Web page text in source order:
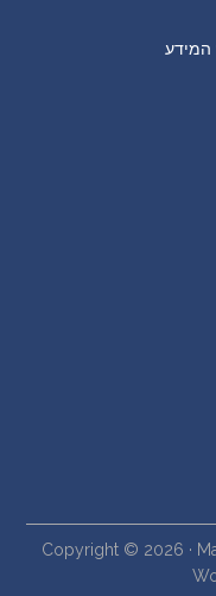
המידע
Copyright © 2026 ·